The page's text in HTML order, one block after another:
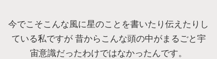
今でこそこんな風に星のことを書いたり伝えたりし
ている私ですが 昔からこんな頭の中がまるごと宇
宙意識だったわけではなかったんです。